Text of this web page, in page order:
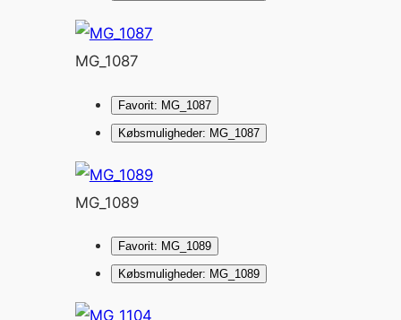
MG_1087
Favorit: MG_1087
Købsmuligheder: MG_1087
MG_1089
Favorit: MG_1089
Købsmuligheder: MG_1089